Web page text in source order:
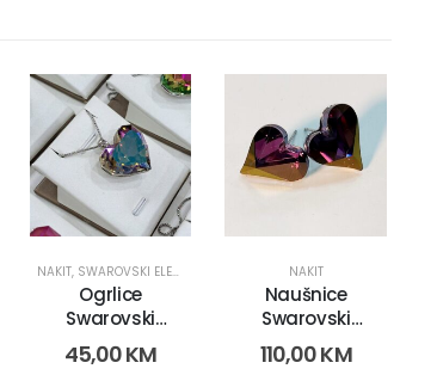
NAKIT, SWAROVSKI ELEMENTS LANČIĆI
Ogrlice
Swarovski
Elements (18118-
8)
45,00KM
NAKIT
Naušnice
Swarovski
Element 7894
110,00KM
110,00KM